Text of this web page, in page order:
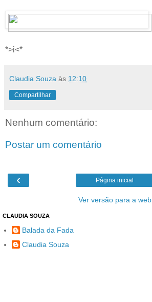
*>i<*
Claudia Souza às 12:10
Compartilhar
Nenhum comentário:
Postar um comentário
‹ Página inicial
Ver versão para a web
CLAUDIA SOUZA
Balada da Fada
Claudia Souza